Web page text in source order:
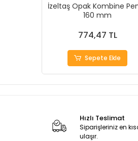
İzeltaş Opak Kombine
160 mm
774,47 TL
Sepete Ekle
Hızlı Teslimat
Siparişleriniz en
ulaşır.